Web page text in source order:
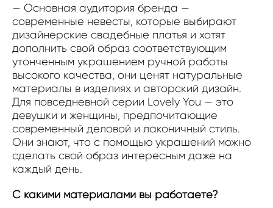
— Основная аудитория бренда —
современные невесты, которые выбирают
дизайнерские свадебные платья и хотят
дополнить свой образ соответствующим
утонченным украшением ручной работы
высокого качества, они ценят натуральные
материалы в изделиях и авторский дизайн.
Для повседневной серии Lovely You — это
девушки и женщины, предпочитающие
современный деловой и лаконичный стиль.
Они знают, что с помощью украшений можно
сделать свой образ интересным даже на
каждый день.
С какими материалами вы работаете?